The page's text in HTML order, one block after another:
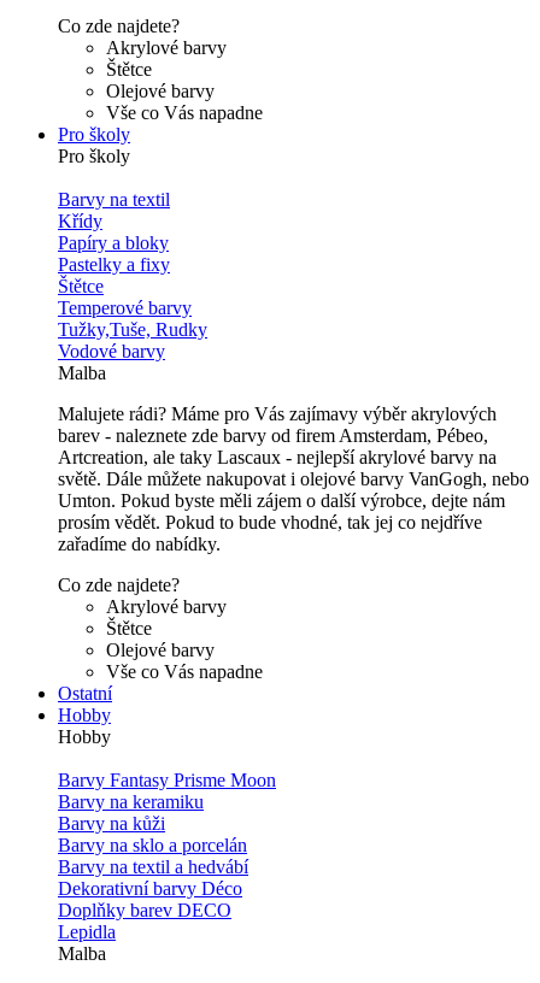
Co zde najdete?
Akrylové barvy
Štětce
Olejové barvy
Vše co Vás napadne
Pro školy
Pro školy
Barvy na textil
Křídy
Papíry a bloky
Pastelky a fixy
Štětce
Temperové barvy
Tužky,Tuše, Rudky
Vodové barvy
Malba
Malujete rádi? Máme pro Vás zajímavy výběr akrylových
barev - naleznete zde barvy od firem Amsterdam, Pébeo,
Artcreation, ale taky Lascaux - nejlepší akrylové barvy na
světě. Dále můžete nakupovat i olejové barvy VanGogh, nebo
Umton. Pokud byste měli zájem o další výrobce, dejte nám
prosím vědět. Pokud to bude vhodné, tak jej co nejdříve
zařadíme do nabídky.
Co zde najdete?
Akrylové barvy
Štětce
Olejové barvy
Vše co Vás napadne
Ostatní
Hobby
Hobby
Barvy Fantasy Prisme Moon
Barvy na keramiku
Barvy na kůži
Barvy na sklo a porcelán
Barvy na textil a hedvábí
Dekorativní barvy Déco
Doplňky barev DECO
Lepidla
Malba